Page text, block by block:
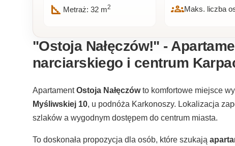
square_foot Metraż: 32 m2 groupsMaks. liczba
"Ostoja Nałęczów!" -
narciarskiego i centrum
ApartamentOstoja Nałęczówto komfortowe miejsce
Myśliwskiej 10, u podnóża Karkonoszy. Lokalizacja
szlaków a wygodnym dostępem do centrum miasta.
To doskonała propozycja dla osób, które szukają